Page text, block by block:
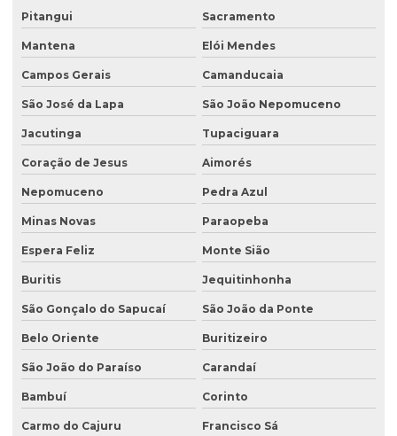
Licenciamento ambiental licença prévia
Licenciamento ambiental para loteamento
Licenciamento ambiental para loteamento urbano
Licenciamento ambiental para mineração
Licenciamento ambiental para movimentação de terra
Licenciamento ambiental de oficina mecânica
Licenciamento ambiental para postos de combustíveis
Licenciamento ambiental de rodovias
Licenciamento ambiental em unidades de conservação
Licenciamento ambiental urbano
Monitoramento de efluentes
Monitoramento de efluentes líquidos
Pitangui Sacramento
Mantena Elói Mendes
Campos Gerais Camanducaia
São José da Lapa São João Nepomuceno
Jacutinga Tupaciguara
Coração de Jesus Aimorés
Nepomuceno Pedra Azul
Minas Novas Paraopeba
Espera Feliz Monte Sião
Buritis Jequitinhonha
São Gonçalo do Sapucaí São João da Ponte
Belo Oriente Buritizeiro
São João do Paraíso Carandaí
Bambuí Corinto
Carmo do Cajuru Francisco Sá